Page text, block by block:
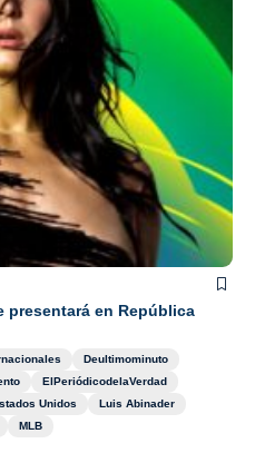
presentará en República
Deultimominuto
ElPeriódicodelaVerdad
Unidos
Luis Abinader
MLB